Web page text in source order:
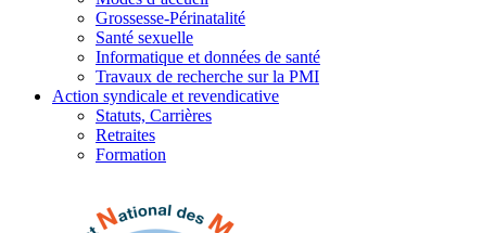
Grossesse-Périnatalité
Santé sexuelle
Informatique et données de santé
Travaux de recherche sur la PMI
Action syndicale et revendicative
Statuts, Carrières
Retraites
Formation